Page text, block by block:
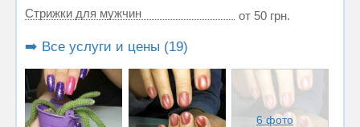
Стрижки для мужчин от 50 грн.
➡️ Все услуги и цены (19)
6 фото